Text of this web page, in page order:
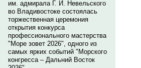
им. адмирала Г. И. Невельского
во Владивостоке состоялась
торжественная церемония
открытия конкурса
профессионального мастерства
"Море зовет 2026", одного из
самых ярких событий "Морского
конгресса – Дальний Восток